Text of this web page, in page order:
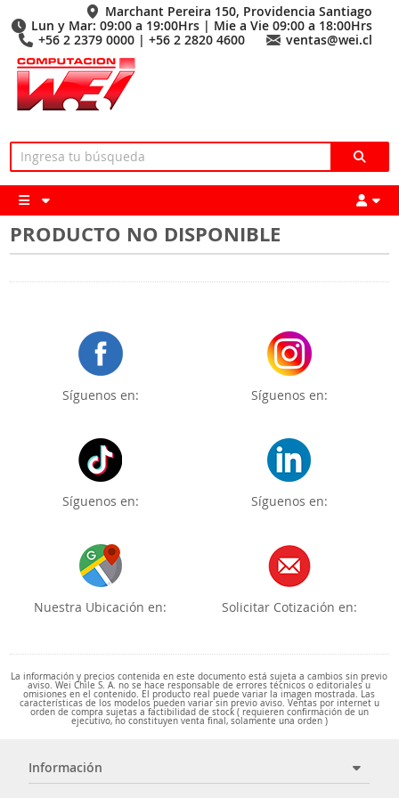
Marchant Pereira 150, Providencia Santiago
Lun y Mar: 09:00 a 19:00Hrs | Mie a Vie 09:00 a 18:00Hrs
+56 2 2379 0000 | +56 2 2820 4600
ventas@wei.cl
PRODUCTO NO DISPONIBLE
Síguenos en: Síguenos en:
Síguenos en: Síguenos en:
Nuestra Ubicación en: Solicitar Cotización en:
La información y precios contenida en este documento está sujeta a cambios sin previo
aviso. Wei Chile S. A. no se hace responsable de errores técnicos o editoriales u
omisiones en el contenido. El producto real puede variar la imagen mostrada. Las
características de los modelos pueden variar sin previo aviso. Ventas por internet u
orden de compra sujetas a factibilidad de stock ( requieren confirmación de un
ejecutivo, no constituyen venta final, solamente una orden )
Información